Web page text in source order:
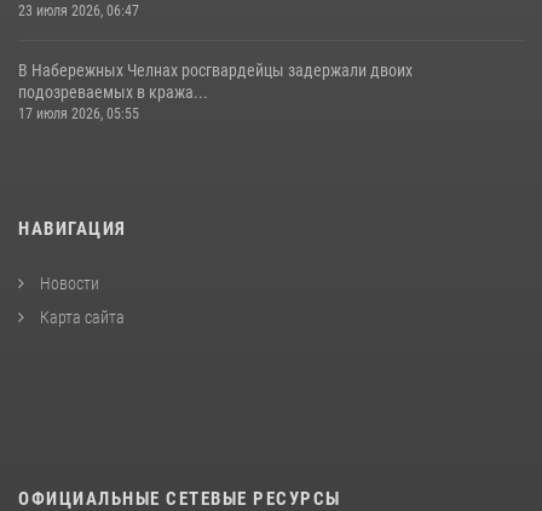
23 июля 2026, 06:47
В Набережных Челнах росгвардейцы задержали двоих
подозреваемых в кража...
17 июля 2026, 05:55
НАВИГАЦИЯ
Новости
Карта сайта
ОФИЦИАЛЬНЫЕ СЕТЕВЫЕ РЕСУРСЫ